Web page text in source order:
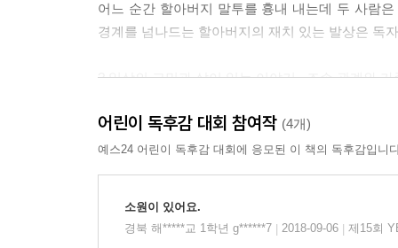
어느 순간 할아버지 말투를 흉내 내는데 두 사람
경계를 넘나드는 할아버지의 재치 있는 발상은 독
? 일상의 고민과 삶이 있는 이야기 _조손 관계와 가
이야기가 나를 실컷 웃고 상상하게 하고, 따뜻
경험하기는 점점 힘들다. 조부모의 이야기를 고
소홀히 여기기 쉬운 조손 관계와 가족의 의미를 되
어린이 독후감 대회 참여작 (4개)
예스24 어린이 독후감 대회에 응모된 이 책의 독후감입니
소원이 있어요.
경북 해*****교 1학년 g******7
2018-09-06 제15회